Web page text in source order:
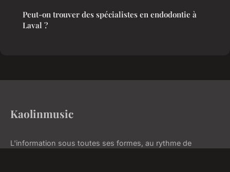
Peut-on trouver des spécialistes en endodontie à
Laval ?
Kaolinmusic
L'information sous toutes ses formes, au rythme de